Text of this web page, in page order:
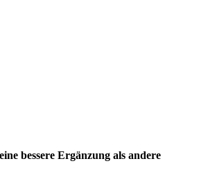
bessere Ergänzung als andere